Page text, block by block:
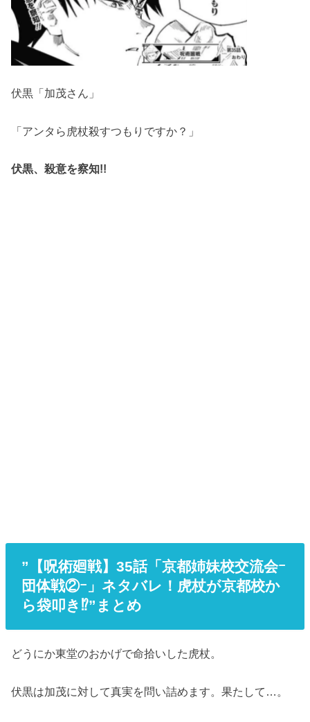
伏黒「加茂さん」
「アンタら虎杖殺すつもりですか？」
伏黒、殺意を察知!!
”【呪術廻戦】35話「京都姉妹校交流会ｰ
団体戦②ｰ」ネタバレ！虎杖が京都校か
ら袋叩き⁉”まとめ
どうにか東堂のおかげで命拾いした虎杖。
伏黒は加茂に対して真実を問い詰めます。果たして…。